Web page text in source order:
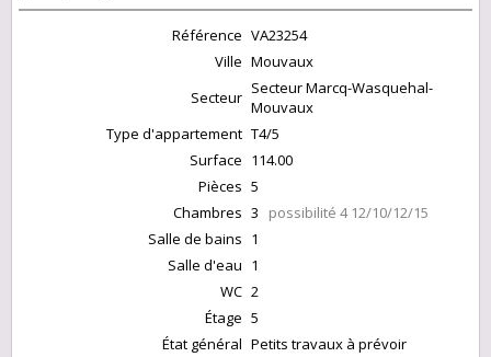
Référence VA23254
Ville Mouvaux
Secteur Secteur Marcq-Wasquehal-
Mouvaux
Type d'appartement T4/5
Surface 114.00
Pièces 5
Chambres 3 possibilité 4 12/10/12/15
Salle de bains 1
Salle d'eau 1
WC 2
Étage 5
État général Petits travaux à prévoir